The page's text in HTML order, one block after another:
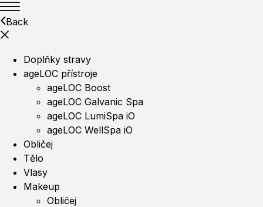
Back
Doplňky stravy
ageLOC přístroje
ageLOC Boost
ageLOC Galvanic Spa
ageLOC LumiSpa iO
ageLOC WellSpa iO
Obličej
Tělo
Vlasy
Makeup
Obličej